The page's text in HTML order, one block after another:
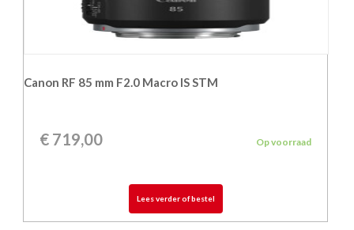
Canon RF 85 mm F2.0 Macro IS STM
€ 719,00 Op voorraad
Lees verder of bestel